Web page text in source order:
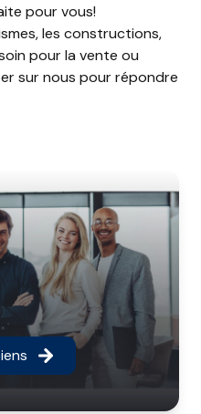
pour vous!
les constructions,
pour la vente ou
sur nous pour répondre